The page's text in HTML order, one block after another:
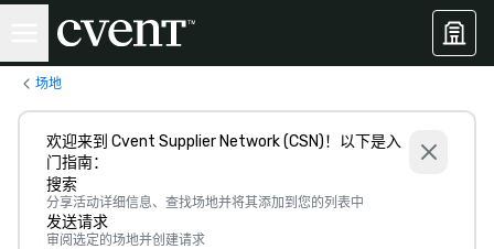
场地
欢迎来到 Cvent Supplier Network (CSN)！以下是入
门指南：
搜索
分享活动详细信息、查找场地并将其添加到您的列表中
发送请求
审阅选定的场地并创建请求